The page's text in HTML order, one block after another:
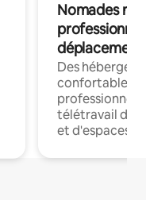
Nomades
déplacement
Des
confortables
professionnels
télétravail
et d'espaces